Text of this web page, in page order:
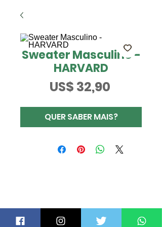
Sweater Masculino -
HARVARD
US$ 32,90Preço
QUER SABER MAIS?